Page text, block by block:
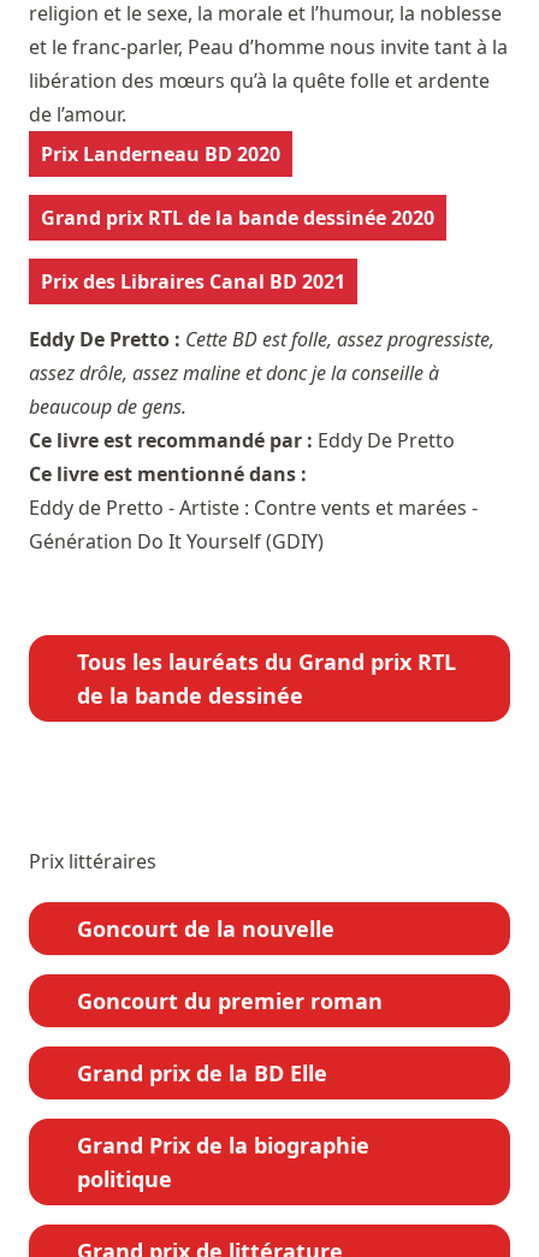
religion et le sexe, la morale et l’humour, la noblesse
et le franc-parler, Peau d’homme nous invite tant à la
libération des mœurs qu’à la quête folle et ardente
de l’amour.
Prix Landerneau BD 2020
Grand prix RTL de la bande dessinée 2020
Prix des Libraires Canal BD 2021
Eddy De Pretto : Cette BD est folle, assez progressiste,
assez drôle, assez maline et donc je la conseille à
beaucoup de gens.
Ce livre est recommandé par : Eddy De Pretto
Ce livre est mentionné dans :
Eddy de Pretto - Artiste : Contre vents et marées -
Génération Do It Yourself (GDIY)
Tous les lauréats du Grand prix RTL
de la bande dessinée
Prix littéraires
Goncourt de la nouvelle
Goncourt du premier roman
Grand prix de la BD Elle
Grand Prix de la biographie
politique
Grand prix de littérature